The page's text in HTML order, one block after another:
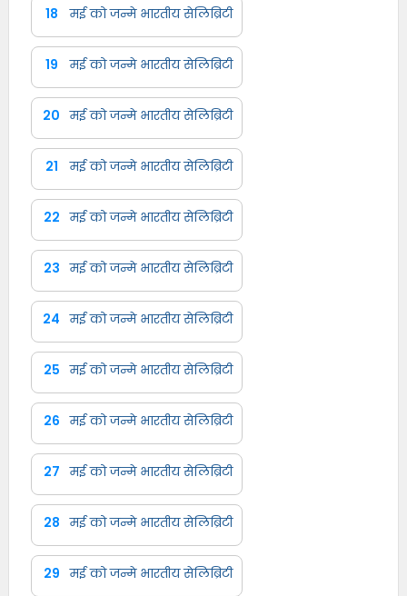
18 मई को जन्मे भारतीय सेलिब्रिटी
19 मई को जन्मे भारतीय सेलिब्रिटी
20 मई को जन्मे भारतीय सेलिब्रिटी
21 मई को जन्मे भारतीय सेलिब्रिटी
22 मई को जन्मे भारतीय सेलिब्रिटी
23 मई को जन्मे भारतीय सेलिब्रिटी
24 मई को जन्मे भारतीय सेलिब्रिटी
25 मई को जन्मे भारतीय सेलिब्रिटी
26 मई को जन्मे भारतीय सेलिब्रिटी
27 मई को जन्मे भारतीय सेलिब्रिटी
28 मई को जन्मे भारतीय सेलिब्रिटी
29 मई को जन्मे भारतीय सेलिब्रिटी